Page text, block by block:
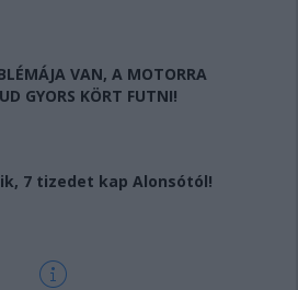
VAN, A MOTORRA
GYORS KÖRT FUTNI!
7 tizedet kap Alonsótól!